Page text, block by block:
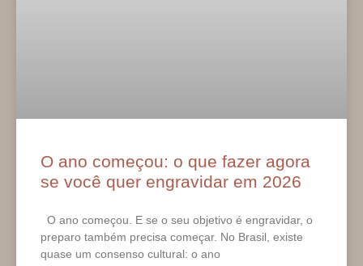
O ano começou: o que fazer agora
se você quer engravidar em 2026
O ano começou. E se o seu objetivo é engravidar, o
preparo também precisa começar. No Brasil, existe
quase um consenso cultural: o ano